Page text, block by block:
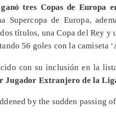
tres Copas de Europa
Supercopa de Europa,
títulos, una Copa del Rey y
56 goles con la camiseta
con su inclusión en la
Jugador Extranjero de la
by the sudden passing